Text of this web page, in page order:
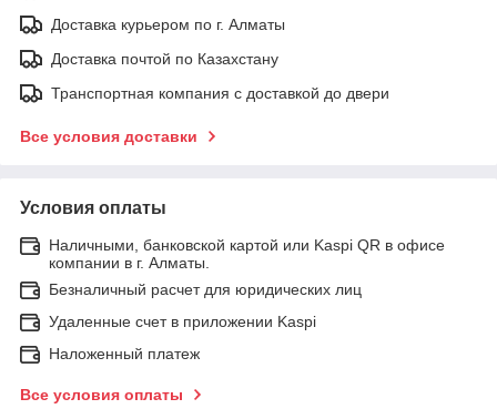
Доставка курьером по г. Алматы
Доставка почтой по Казахстану
Транспортная компания с доставкой до двери
Все условия доставки
Условия оплаты
Наличными, банковской картой или Kaspi QR в офисе
компании в г. Алматы.
Безналичный расчет для юридических лиц
Удаленные счет в приложении Kaspi
Наложенный платеж
Все условия оплаты